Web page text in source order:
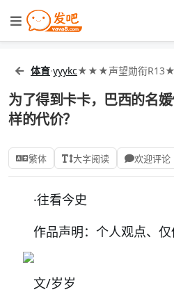
体育·yyykc★★★声望勋衔
为了得到卡卡，巴西的名
样的代价？
繁体 大字阅读 欢迎评论
·往看今史
作品声明：个人观点、
文/岁岁